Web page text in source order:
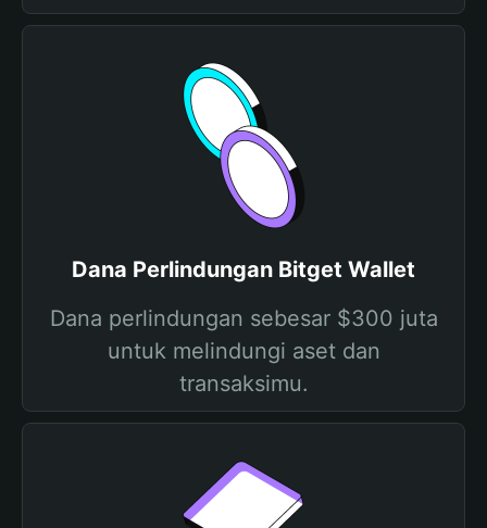
Dana Perlindungan Bitget Wallet
Dana perlindungan sebesar $300 juta
untuk melindungi aset dan
transaksimu.